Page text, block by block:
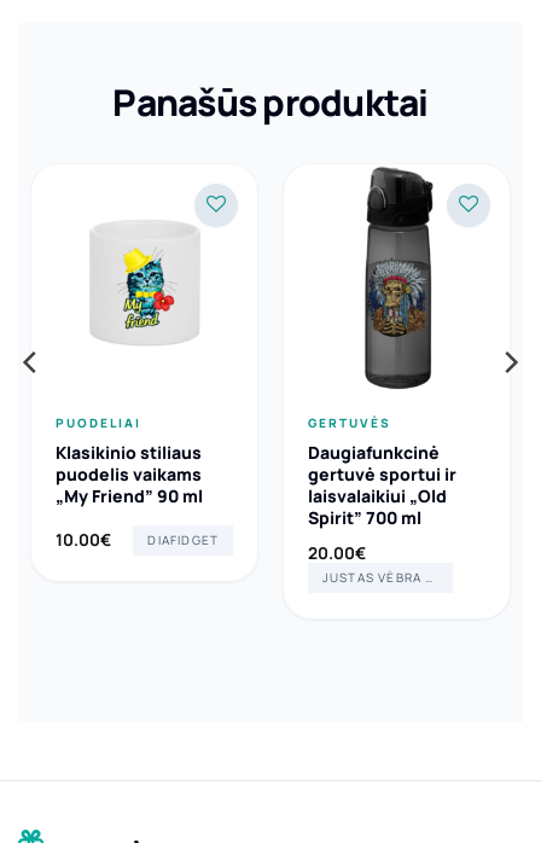
Panašūs produktai
PUODELIAI
Klasikinio stiliaus
puodelis vaikams
„My Friend” 90 ml
10.00€ DIAFIDGET
GERTUVĖS
Daugiafunkcinė
gertuvė sportui ir
laisvalaikiui „Old
Spirit” 700 ml
20.00€